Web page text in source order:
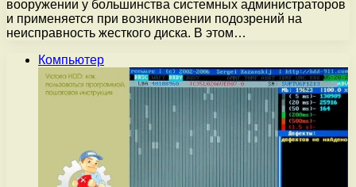
вооружении у большинства системных администраторов
и применяется при возникновении подозрений на
неисправность жесткого диска. В этом…
Компьютер